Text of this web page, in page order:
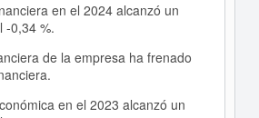
en el 2024 alcanzó un
-0,34 %.
de la empresa ha frenado
en el 2023 alcanzó un